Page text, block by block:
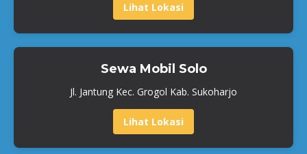
Lihat Lokasi
Sewa Mobil Solo
Jl. Jantung Kec. Grogol Kab. Sukoharjo
Lihat Lokasi